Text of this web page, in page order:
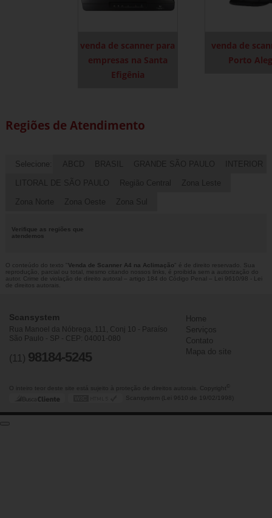
venda de scanner para
empresas na Santa
Efigênia
venda de
Porto
Regiões de Atendimento
Selecione: ABCD BRASIL GRANDE SÃO PAULO INTERIOR
LITORAL DE SÃO PAULO Região Central Zona Leste
Zona Norte Zona Oeste Zona Sul
Verifique as regiões que
atendemos
O conteúdo do texto " Venda de Scanner A4 na Aclimação " é de direito reservado. Sua
reprodução, parcial ou total, mesmo citando nossos links, é proibida sem a autorização do
autor. Crime de violação de direito autoral – artigo 184 do Código Penal –
Lei 9610/98 - Lei
de direitos autorais
Scansystem
Rua Manoel da Nóbrega, 111, Conj 10 - Paraíso
São Paulo - SP - CEP: 04001-080
(11) 98184-5245
Home
Serviços
Contato
Mapa do site
O inteiro teor deste site está sujeito à proteção de direitos autorais. Copyright
Scansystem (Lei 9610 de 19/02/1998)